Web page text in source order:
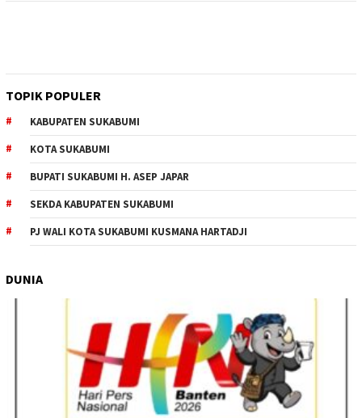
TOPIK POPULER
KABUPATEN SUKABUMI
KOTA SUKABUMI
BUPATI SUKABUMI H. ASEP JAPAR
SEKDA KABUPATEN SUKABUMI
PJ WALI KOTA SUKABUMI KUSMANA HARTADJI
DUNIA